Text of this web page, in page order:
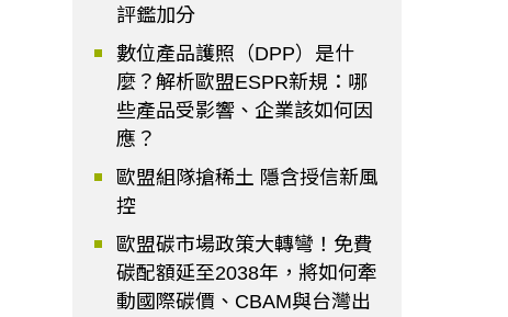
評鑑加分
數位產品護照（DPP）是什
麼？解析歐盟ESPR新規：哪
些產品受影響、企業該如何因
應？
歐盟組隊搶稀土 隱含授信新風
控
歐盟碳市場政策大轉彎！免費
碳配額延至2038年，將如何牽
動國際碳價、CBAM與台灣出